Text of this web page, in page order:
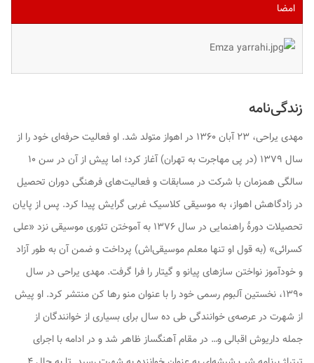
امضا
زندگی‌نامه
مهدی یراحی، ۲۳ آبان ۱۳۶۰ در اهواز متولد شد. او فعالیت حرفه‌ای خود را از
سال ۱۳۷۹ (در پی مهاجرت به تهران) آغاز کرد؛ اما پیش از آن در سن ۱۰
سالگی همزمان با شرکت در مسابقات و فعالیت‌‌های فرهنگی دوران تحصیل
در زادگاهش اهواز، به موسیقی کلاسیک غربی گرایش پیدا کرد. پس از پایان
تحصیلات دورهٔ راهنمایی در سال ۱۳۷۶ به آموختن تئوری موسیقی نزد «علی
کسرائی» (به قول او تنها معلم موسیقی‌اش) پرداخت و ضمن آن به طور آزاد
و خود‌آموز نواختن سازهای پیانو و گیتار را فرا گرفت. مهدی یراحی در سال
۱۳۹۰، نخستین آلبوم رسمی خود را با عنوان منو رها کن منتشر کرد. او پیش
از شهرت در عرصه‌ی خوانندگی طی ده سال برای بسیاری از خوانندگان از
جمله داریوش اقبالی و… در مقام آهنگساز ظاهر شد و در ادامه با اجرای